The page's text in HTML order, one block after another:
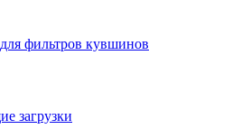
фильтров кувшинов
загрузки